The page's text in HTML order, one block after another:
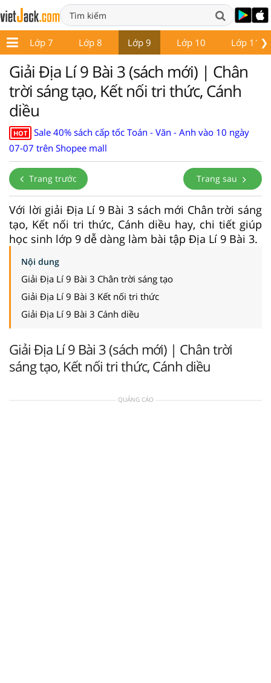
❯
Lớp 7 Lớp 8 Lớp 9 Lớp 10 Lớp 11
Giải Địa Lí 9 Bài 3 (sách mới) | Chân
trời sáng tạo, Kết nối tri thức, Cánh
diều
HOT
Sale 40% sách cấp tốc Toán - Văn - Anh vào 10 ngày
07-07 trên Shopee mall
Trang trước Trang sau
Với lời giải Địa Lí 9 Bài 3 sách mới Chân trời sáng
tạo, Kết nối tri thức, Cánh diều hay, chi tiết giúp
học sinh lớp 9 dễ dàng làm bài tập Địa Lí 9 Bài 3.
Nội dung
Giải Địa Lí 9 Bài 3 Chân trời sáng tạo
Giải Địa Lí 9 Bài 3 Kết nối tri thức
Giải Địa Lí 9 Bài 3 Cánh diều
Giải Địa Lí 9 Bài 3 (sách mới) | Chân trời
sáng tạo, Kết nối tri thức, Cánh diều
QUẢNG CÁO